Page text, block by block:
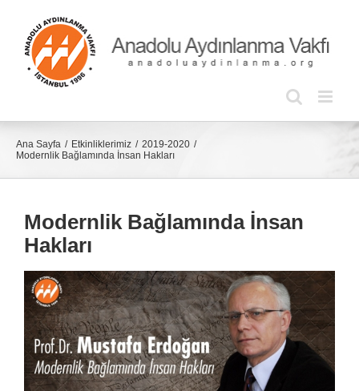
content
Ana Sayfa Etkinliklerimiz
2019-2020
Modernlik Bağlamında İnsan Hakları
Modernlik Bağlamında İnsan
Hakları